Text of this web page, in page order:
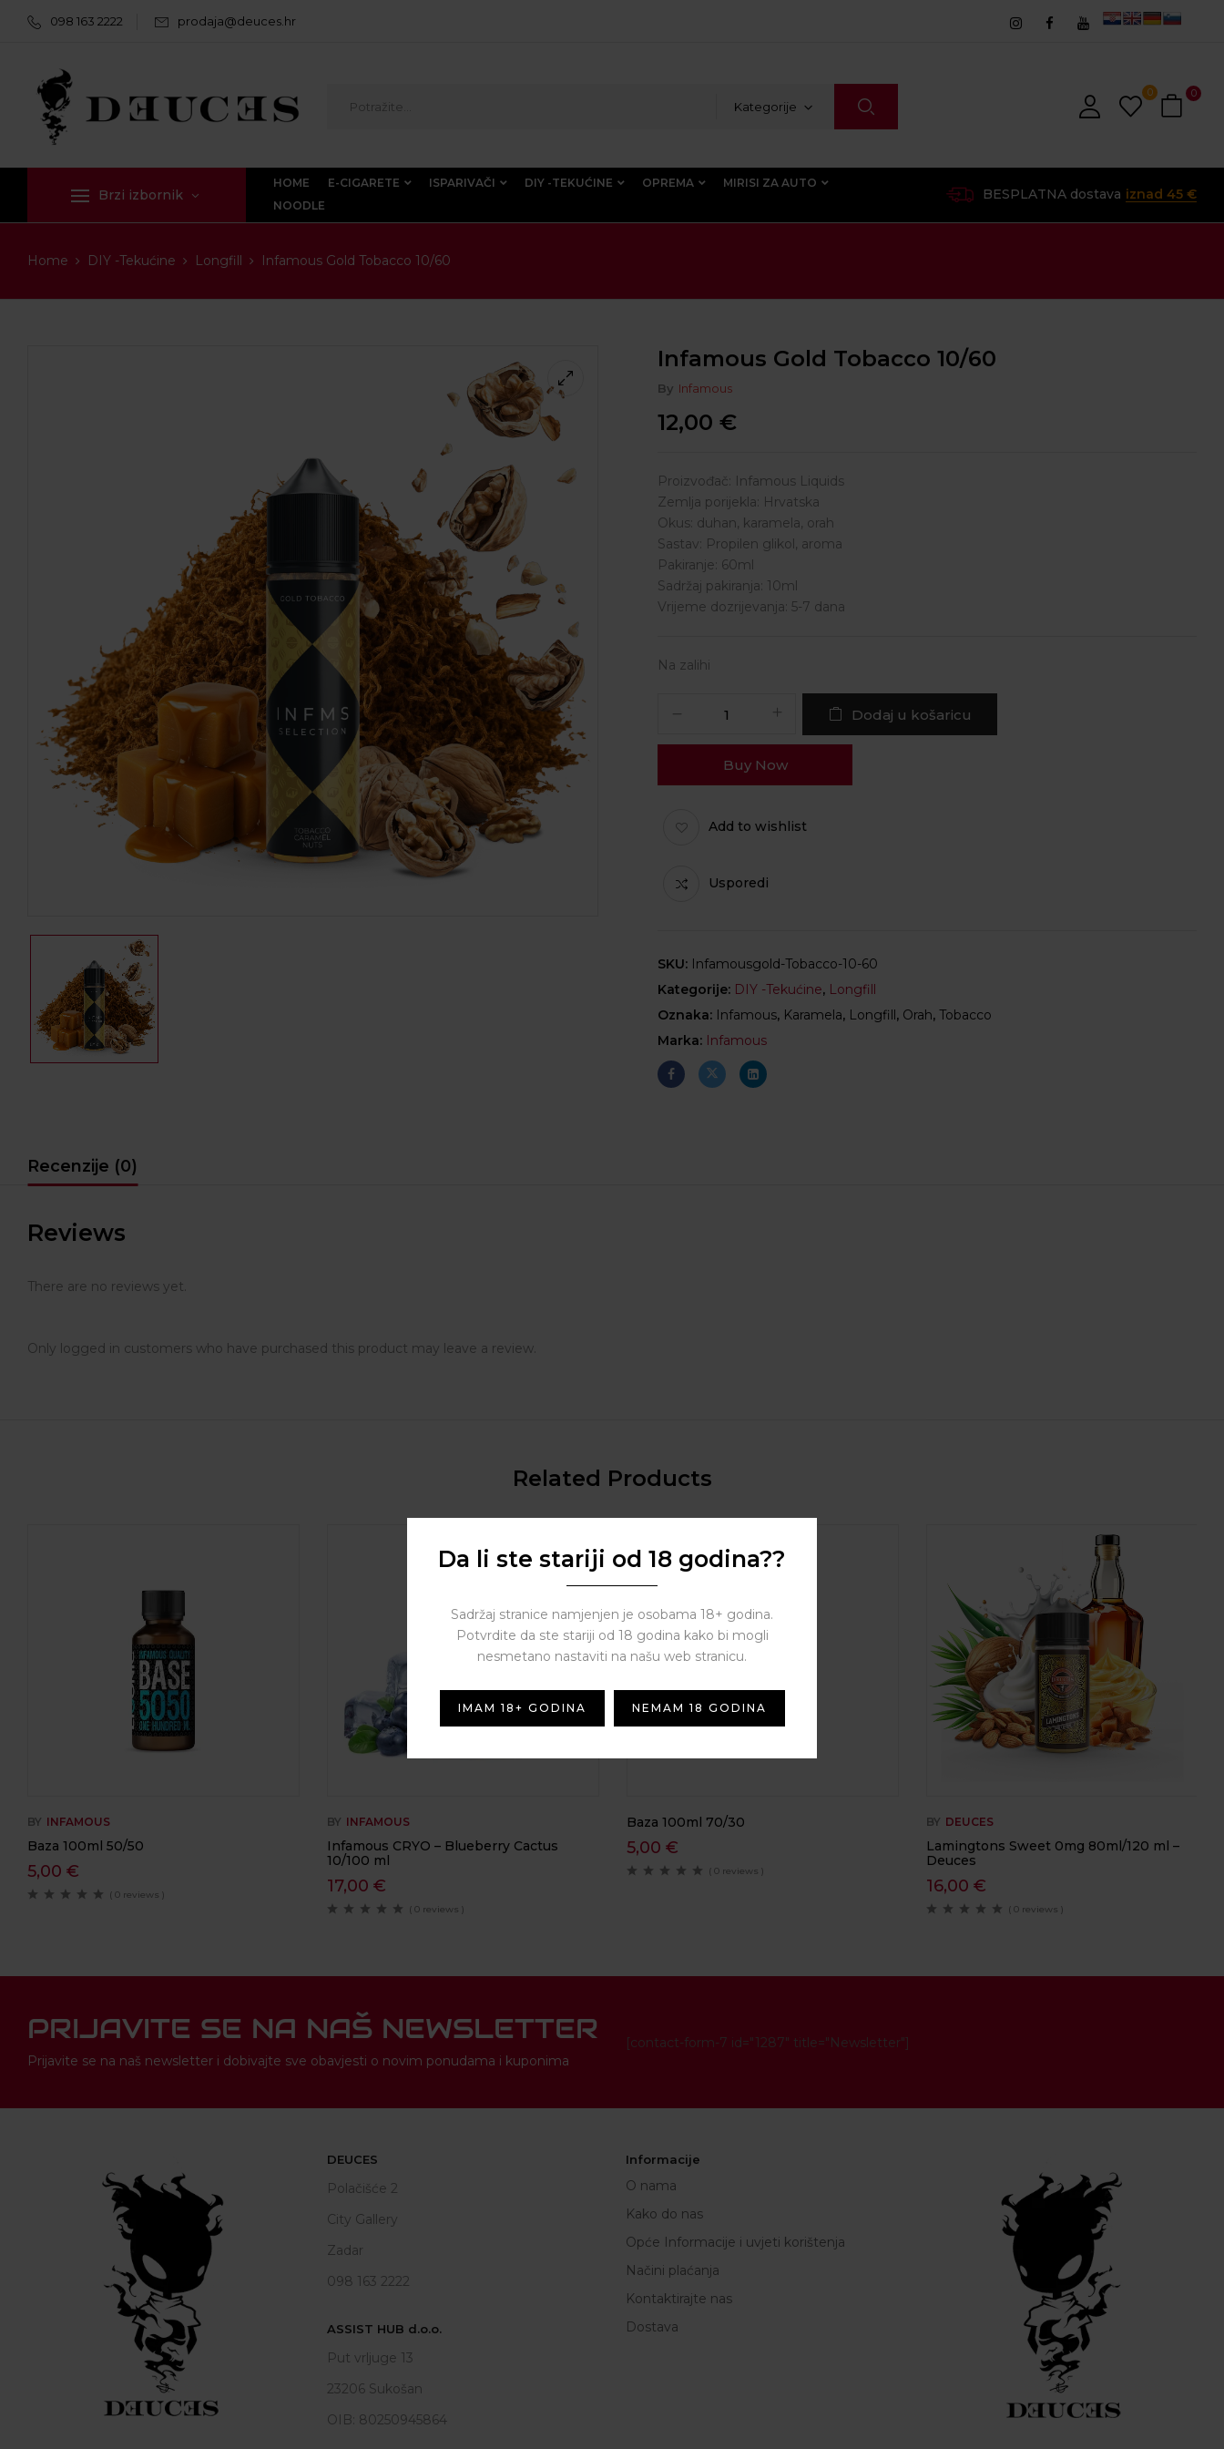
098 163 2222 prodaja@deuces.hr
Kategorije
0 0
Brzi izbornik
HOME E-CIGARETE ISPARIVAČI DIY -TEKUĆINE OPREMA
MIRISI ZA AUTO
NOODLE
BESPLATNA dostava iznad 45 €
Home DIY -Tekućine Longfill Infamous Gold Tobacco 10/60
Infamous Gold Tobacco 10/60
By Infamous
12,00 €
Proizvođač: Infamous Liquids
Zemlja porijekla: Hrvatska
Okus: duhan, karamela, orah
Sastav: Propilen glikol, aroma
Pakiranje: 60ml
Sadržaj pakiranja: 10ml
Vrijeme dozrijevanja: 5-7 dana
Na zalihi
Dodaj u košaricu
Buy Now
Add to wishlist
Usporedi
SKU: Infamousgold-Tobacco-10-60
Kategorije: DIY -Tekućine, Longfill
Oznaka: Infamous, Karamela, Longfill, Orah, Tobacco
Marka: Infamous
Recenzije (0)
Reviews
There are no reviews yet.
Only logged in customers who have purchased this product may leave a review.
Related Products
BY INFAMOUS
Baza 100ml 50/50
5,00 €
( 0 reviews )
BY INFAMOUS
Infamous CRYO – Blueberry Cactus
10/100 ml
17,00 €
( 0 reviews )
Baza 100ml 70/30
5,00 €
( 0 reviews )
BY DEUCES
Lamingtons Sweet 0mg 80ml/120 ml –
Deuces
16,00 €
( 0 reviews )
PRIJAVITE SE NA NAŠ NEWSLETTER
Prijavite se na naš newsletter i dobivajte sve obavjesti o novim ponudama i kuponima
[contact-form-7 id="1287" title="Newsletter"]
DEUCES
Polačišće 2
City Gallery
Zadar
098 163 2222
ASSIST HUB d.o.o.
Put vrljuge 13
23206 Sukošan
OIB: 80250945864
Informacije
O nama
Kako do nas
Opće Informacije i uvjeti korištenja
Načini plaćanja
Kontaktirajte nas
Dostava
Da li ste stariji od 18 godina??
Sadržaj stranice namjenjen je osobama 18+ godina.
Potvrdite da ste stariji od 18 godina kako bi mogli
nesmetano nastaviti na našu web stranicu.
IMAM 18+ GODINA NEMAM 18 GODINA